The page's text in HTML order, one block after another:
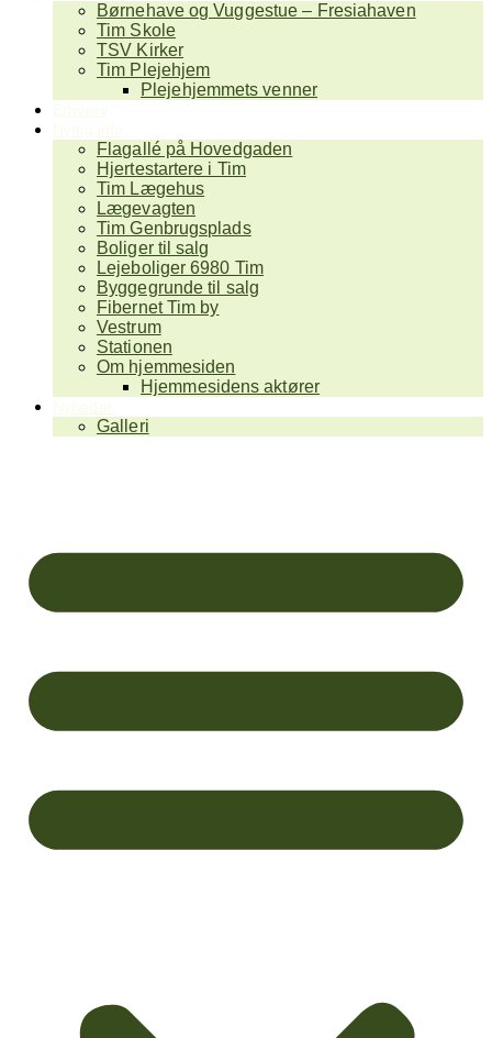
Børnehave og Vuggestue – Fresiahaven
Tim Skole
TSV Kirker
Tim Plejehjem
Plejehjemmets venner
Flagallé på Hovedgaden
Hjertestartere i Tim
Tim Lægehus
Lægevagten
Tim Genbrugsplads
Boliger til salg
Lejeboliger 6980 Tim
Byggegrunde til salg
Fibernet Tim by
Vestrum
Stationen
Om hjemmesiden
Hjemmesidens aktører
Galleri